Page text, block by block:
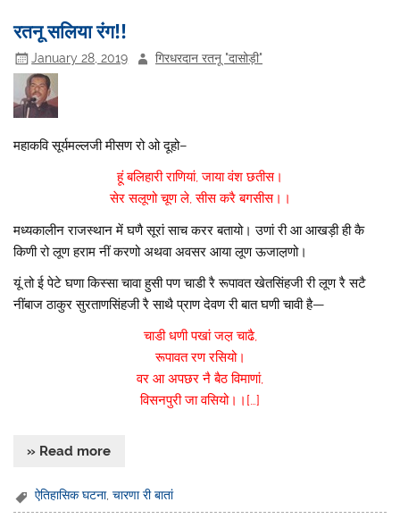
रतनू सलिया रंग!!
January 28, 2019 गिरधरदान रतनू "दासोड़ी"
महाकवि सूर्यमल्लजी मीसण रो ओ दूहो–
हूं बलिहारी राणियां, जाया वंश छतीस।
सेर सलूणो चूण ले, सीस करै बगसीस।।
मध्यकालीन राजस्थान में घणै सूरां साच करर बतायो। उणां री आ आखड़ी ही कै
किणी रो लूण हराम नीं करणो अथवा अवसर आया लूण ऊजाल़णो।
यूं तो ई पेटे घणा किस्सा चावा हुसी पण चाडी रै रूपावत खेतसिंहजी री लूण रै सटै
नींबाज ठाकुर सुरताणसिंहजी रै साथै प्राण देवण री बात घणी चावी है—
चाडी धणी पखां जल़ चाढै,
रूपावत रण रसियो।
वर आ अपछर नै बैठ विमाणां,
विसनपुरी जा वसियो।।[…]
» Read more
ऐतिहासिक घटना,चारणा री बातां